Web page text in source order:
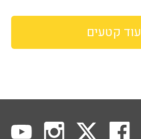
עוד קטעים